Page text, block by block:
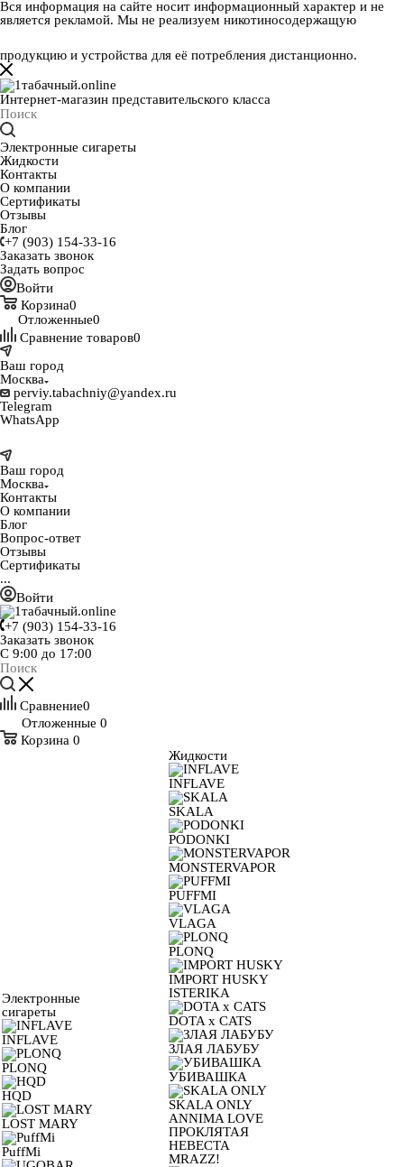
Вся информация на сайте носит информационный характер и не
является рекламой. Мы не реализуем никотиносодержащую
продукцию и устройства для её потребления дистанционно.
Интернет-магазин представительского класса
Электронные сигареты
Жидкости
Контакты
О компании
Сертификаты
Отзывы
Блог
+7 (903) 154-33-16
Заказать звонок
Задать вопрос
Войти
Корзина0
Отложенные0
Сравнение товаров0
Ваш город
Москва
perviy.tabachniy@yandex.ru
Telegram
WhatsApp
Ваш город
Москва
Контакты
О компании
Блог
Вопрос-ответ
Отзывы
Сертификаты
...
Войти
+7 (903) 154-33-16
Заказать звонок
С 9:00 до 17:00
Сравнение0
Отложенные 0
Корзина 0
Электронные
сигареты
INFLAVE
PLONQ
HQD
LOST MARY
PuffMi
Жидкости
INFLAVE
SKALA
PODONKI
MONSTERVAPOR
PUFFMI
VLAGA
PLONQ
IMPORT HUSKY
ISTERIKA
DOTA x CATS
ЗЛАЯ ЛАБУБУ
УБИВАШКА
SKALA ONLY
ANNIMA LOVE
ПРОКЛЯТАЯ
НЕВЕСТА
MRAZZ!